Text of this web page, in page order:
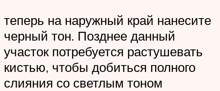
теперь на наружный край нанесите
черный тон. Позднее данный
участок потребуется растушевать
кистью, чтобы добиться полного
слияния со светлым тоном